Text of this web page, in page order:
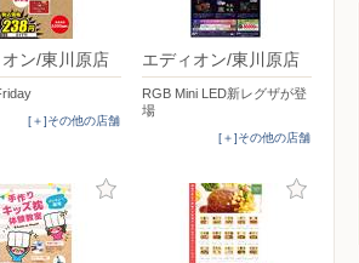
ン/東川原店
[＋]その他の店舗
エディオン/東川原店
RGB Mini LED新レグザが登
場
[＋]その他の店舗